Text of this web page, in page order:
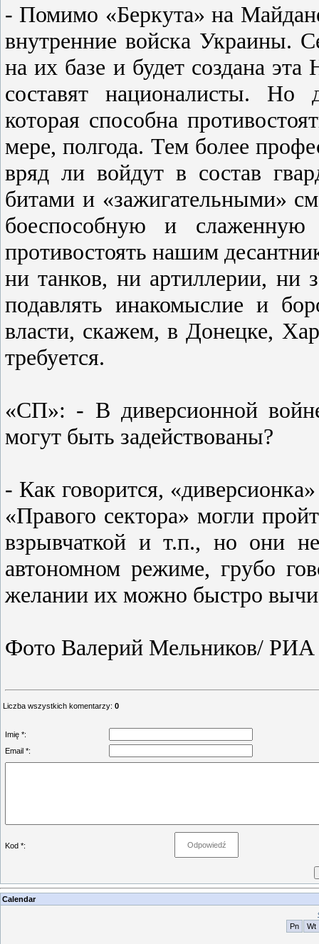
- Помимо «Беркута» на
внутренние войска Украины.
на их базе и будет создана эта
составят националисты. Но
которая способна
мере, полгода. Тем более
вряд ли войдут в состав
битами и «зажигательными»
боеспособную и слаженную
противостоять нашим
ни танков, ни артиллерии, ни
подавлять инакомыслие и
власти, скажем, в Донецке,
требуется.
«СП»: - В диверсионной
могут быть задействованы?
- Как говорится,
«Правого сектора» могли
взрывчаткой и т.п., но они
автономном режиме, грубо
желании их можно быстро
Фото Валерий Мельников/ РИА
Liczba wszystkich komentarzy: 0
Imię *:
Email *:
Kod *:
Calendar
Pn
Wt